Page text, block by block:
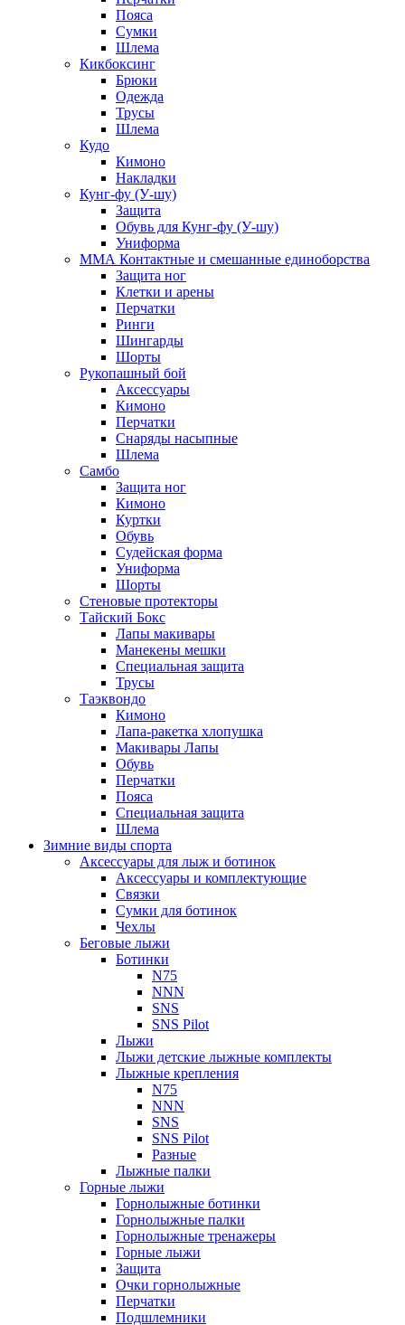
Пояса
Сумки
Шлема
Кикбоксинг
Брюки
Одежда
Трусы
Шлема
Кудо
Кимоно
Накладки
Кунг-фу (У-шу)
Защита
Обувь для Кунг-фу (У-шу)
Униформа
ММА Контактные и смешанные единоборства
Защита ног
Клетки и арены
Перчатки
Ринги
Шингарды
Шорты
Рукопашный бой
Аксессуары
Кимоно
Перчатки
Снаряды насыпные
Шлема
Самбо
Защита ног
Кимоно
Куртки
Обувь
Судейская форма
Униформа
Шорты
Стеновые протекторы
Тайский Бокс
Лапы макивары
Манекены мешки
Специальная защита
Трусы
Таэквондо
Кимоно
Лапа-ракетка хлопушка
Макивары Лапы
Обувь
Перчатки
Пояса
Специальная защита
Шлема
Зимние виды спорта
Аксессуары для лыж и ботинок
Аксессуары и комплектующие
Связки
Сумки для ботинок
Чехлы
Беговые лыжи
Ботинки
N75
NNN
SNS
SNS Pilot
Лыжи
Лыжи детские лыжные комплекты
Лыжные крепления
N75
NNN
SNS
SNS Pilot
Разные
Лыжные палки
Горные лыжи
Горнoлыжные ботинки
Горнолыжные палки
Горнолыжные тренажеры
Горные лыжи
Защита
Очки горнолыжные
Перчатки
Подшлемники